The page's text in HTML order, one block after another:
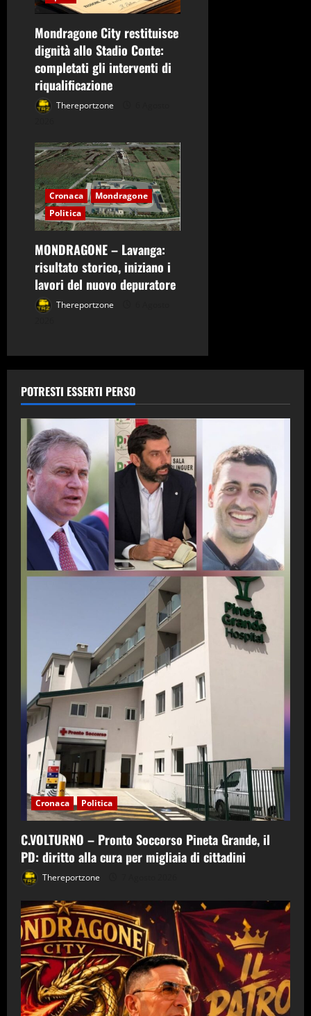
Mondragone City restituisce
dignità allo Stadio Conte:
completati gli interventi di
riqualificazione
Thereportzone
Cronaca
Mondragone
Politica
MONDRAGONE – Lavanga:
risultato storico, iniziano i
lavori del nuovo depuratore
Thereportzone
POTRESTI ESSERTI PERSO
Cronaca Politica
C.VOLTURNO – Pronto Soccorso Pineta Grande, il
PD: diritto alla cura per migliaia di cittadini
Thereportzone